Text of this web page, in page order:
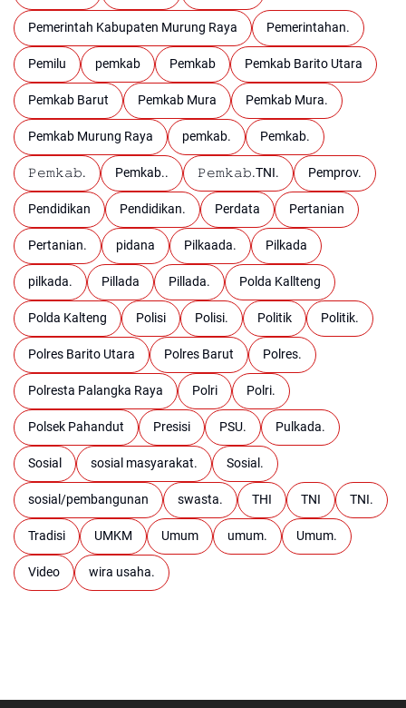
Pemerintah Kabupaten Murung Raya Pemerintahan.
Pemilu pemkab Pemkab Pemkab Barito Utara
Pemkab Barut Pemkab Mura Pemkab Mura.
Pemkab Murung Raya pemkab. Pemkab.
𝙿𝚎𝚖𝚔𝚊𝚋. Pemkab.. 𝙿𝚎𝚖𝚔𝚊𝚋.TNI. Pemprov.
Pendidikan Pendidikan. Perdata Pertanian
Pertanian. pidana Pilkaada. Pilkada
pilkada. Pillada Pillada. Polda Kallteng
Polda Kalteng Polisi Polisi. Politik Politik.
Polres Barito Utara Polres Barut Polres.
Polresta Palangka Raya Polri Polri.
Polsek Pahandut Presisi PSU. Pulkada.
Sosial sosial masyarakat. Sosial.
sosial/pembangunan swasta. THI TNI TNI.
Tradisi UMKM Umum umum. Umum.
Video wira usaha.